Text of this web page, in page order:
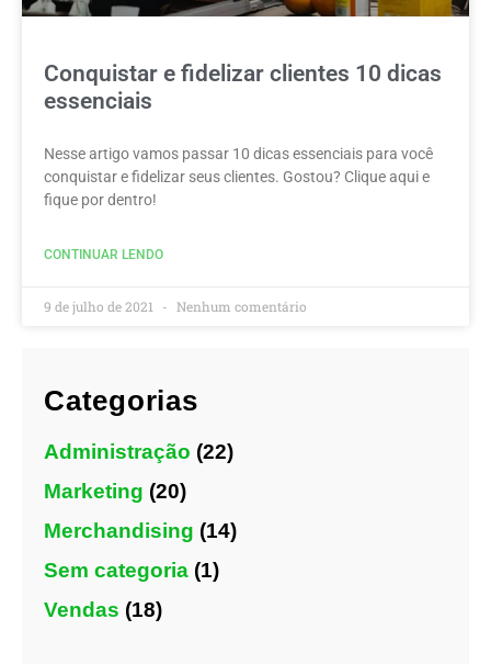
Conquistar e fidelizar clientes 10 dicas
essenciais
Nesse artigo vamos passar 10 dicas essenciais para você
conquistar e fidelizar seus clientes. Gostou? Clique aqui e
fique por dentro!
CONTINUAR LENDO
9 de julho de 2021 Nenhum comentário
Categorias
Administração (22)
Marketing (20)
Merchandising (14)
Sem categoria (1)
Vendas (18)